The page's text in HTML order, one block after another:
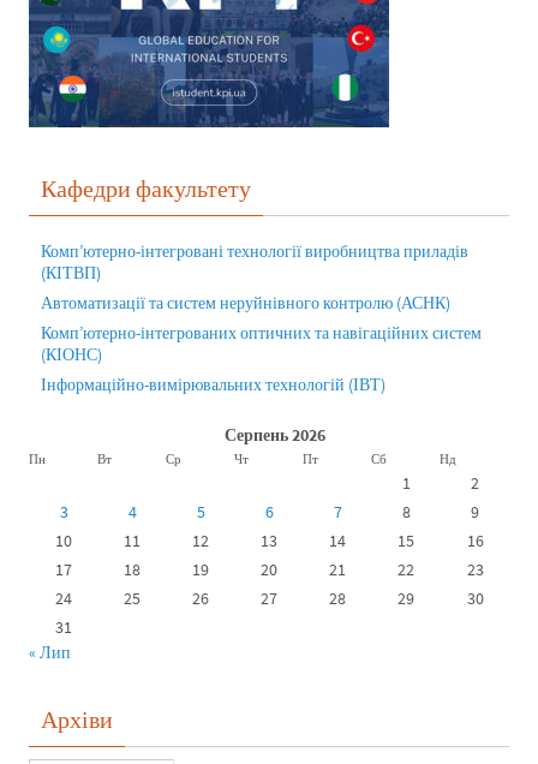
Кафедри факультету
Комп’ютерно-інтегровані технології виробництва приладів
(КІТВП)
Автоматизації та систем неруйнівного контролю (АСНК)
Комп’ютерно-інтегрованих оптичних та навігаційних систем
(КІОНС)
Інформаційно-вимірювальних технологій (ІВТ)
Серпень 2026
Пн Вт Ср Чт Пт Сб Нд
1
2
3
4 5 6 7 8
9
10
11 12 13 14 15
16
17
18 19 20 21 22
23
24
25 26 27 28 29
30
31
« Лип
Архіви